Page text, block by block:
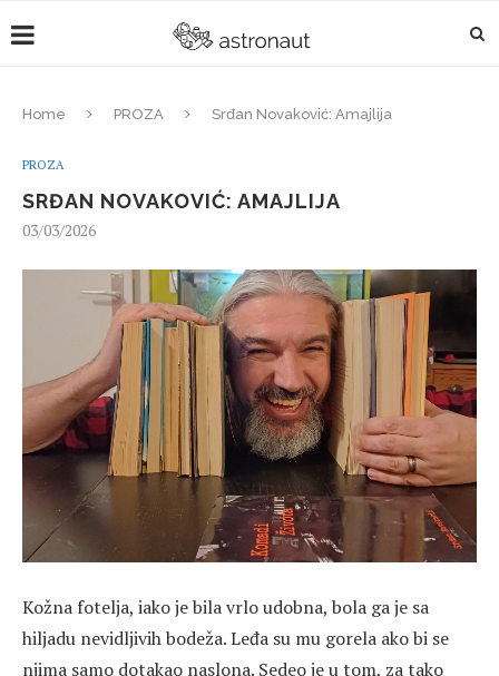
Home PROZA Srđan Novaković: Amajlija
PROZA
SRĐAN NOVAKOVIĆ: AMAJLIJA
03/03/2026
Kožna fotelja, iako je bila vrlo udobna, bola ga je sa
hiljadu nevidljivih bodeža. Leđa su mu gorela ako bi se
njima samo dotakao naslona. Sedeo je u tom, za tako